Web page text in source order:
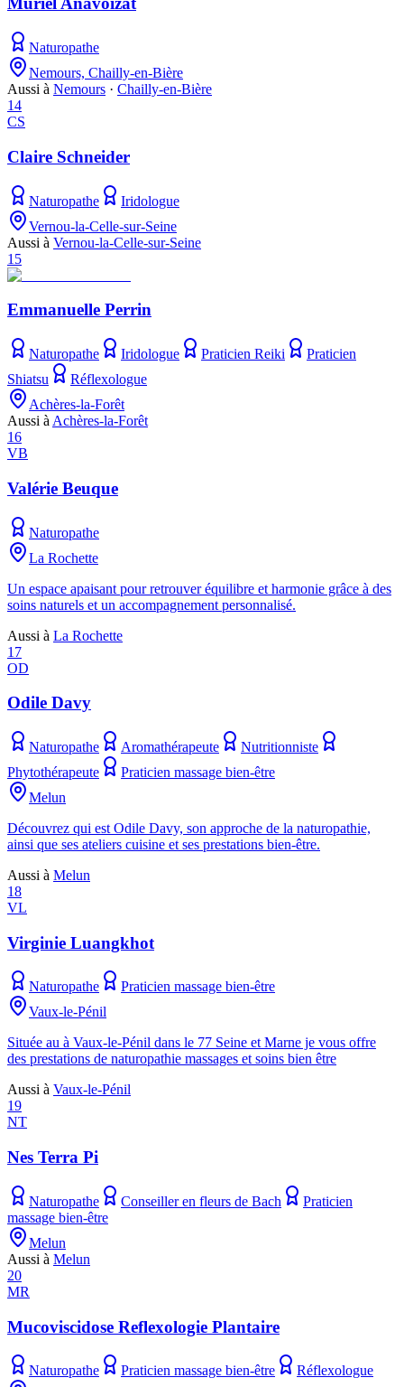
Naturopathe
Nemours, Chailly-en-Bière
Aussi à Nemours · Chailly-en-Bière
14
CS
Claire Schneider
Naturopathe
Iridologue
Vernou-la-Celle-sur-Seine
Aussi à Vernou-la-Celle-sur-Seine
15
Emmanuelle Perrin
Naturopathe Iridologue Praticien Reiki
Praticien
Shiatsu
Réflexologue
Achères-la-Forêt
Aussi à Achères-la-Forêt
16
VB
Valérie Beuque
Naturopathe
La Rochette
Un espace apaisant pour retrouver équilibre et harmonie grâce à des
soins naturels et un accompagnement personnalisé.
Aussi à La Rochette
17
OD
Odile Davy
Naturopathe Aromathérapeute
Nutritionniste
Phytothérapeute
Praticien massage bien-être
Melun
Découvrez qui est Odile Davy, son approche de la naturopathie,
ainsi que ses ateliers cuisine et ses prestations bien-être.
Aussi à Melun
18
VL
Virginie Luangkhot
Naturopathe
Praticien massage bien-être
Vaux-le-Pénil
Située au à Vaux-le-Pénil dans le 77 Seine et Marne je vous offre
des prestations de naturopathie massages et soins bien être
Aussi à Vaux-le-Pénil
19
NT
Nes Terra Pi
Naturopathe Conseiller en fleurs de Bach
Praticien
massage bien-être
Melun
Aussi à Melun
20
MR
Mucoviscidose Reflexologie Plantaire
Naturopathe Praticien massage bien-être
Réflexologue